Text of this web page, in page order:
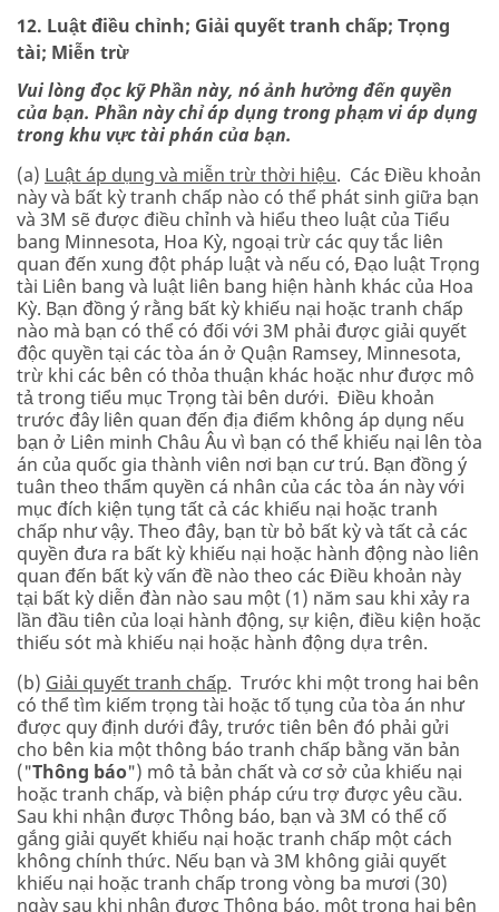
12. Luật điều chỉnh; Giải quyết tranh chấp; Trọng
tài; Miễn trừ
Vui lòng đọc kỹ Phần này, nó ảnh hưởng đến quyền
của bạn. Phần này chỉ áp dụng trong phạm vi áp dụng
trong khu vực tài phán của bạn.
(a) Luật áp dụng và miễn trừ thời hiệu. Các Điều khoản
này và bất kỳ tranh chấp nào có thể phát sinh giữa bạn
và 3M sẽ được điều chỉnh và hiểu theo luật của Tiểu
bang Minnesota, Hoa Kỳ, ngoại trừ các quy tắc liên
quan đến xung đột pháp luật và nếu có, Đạo luật Trọng
tài Liên bang và luật liên bang hiện hành khác của Hoa
Kỳ. Bạn đồng ý rằng bất kỳ khiếu nại hoặc tranh chấp
nào mà bạn có thể có đối với 3M phải được giải quyết
độc quyền tại các tòa án ở Quận Ramsey, Minnesota,
trừ khi các bên có thỏa thuận khác hoặc như được mô
tả trong tiểu mục Trọng tài bên dưới. Điều khoản
trước đây liên quan đến địa điểm không áp dụng nếu
bạn ở Liên minh Châu Âu vì bạn có thể khiếu nại lên tòa
án của quốc gia thành viên nơi bạn cư trú. Bạn đồng ý
tuân theo thẩm quyền cá nhân của các tòa án này với
mục đích kiện tụng tất cả các khiếu nại hoặc tranh
chấp như vậy. Theo đây, bạn từ bỏ bất kỳ và tất cả các
quyền đưa ra bất kỳ khiếu nại hoặc hành động nào liên
quan đến bất kỳ vấn đề nào theo các Điều khoản này
tại bất kỳ diễn đàn nào sau một (1) năm sau khi xảy ra
lần đầu tiên của loại hành động, sự kiện, điều kiện hoặc
thiếu sót mà khiếu nại hoặc hành động dựa trên.
(b) Giải quyết tranh chấp. Trước khi một trong hai bên
có thể tìm kiếm trọng tài hoặc tố tụng của tòa án như
được quy định dưới đây, trước tiên bên đó phải gửi
cho bên kia một thông báo tranh chấp bằng văn bản
("Thông báo") mô tả bản chất và cơ sở của khiếu nại
hoặc tranh chấp, và biện pháp cứu trợ được yêu cầu.
Sau khi nhận được Thông báo, bạn và 3M có thể cố
gắng giải quyết khiếu nại hoặc tranh chấp một cách
không chính thức. Nếu bạn và 3M không giải quyết
khiếu nại hoặc tranh chấp trong vòng ba mươi (30)
ngày sau khi nhận được Thông báo, một trong hai bên